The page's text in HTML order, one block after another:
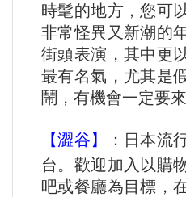
時髦的地方，您可
非常怪異又新潮的
街頭表演，其中更
最有名氣，尤其是
鬧，有機會一定要
【澀谷】
：日本流
台。歡迎加入以購
吧或餐廳為目標，